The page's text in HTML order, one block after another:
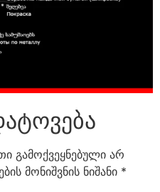
გამოქვეყნებული არ
მონიშვნის ნიშანი *